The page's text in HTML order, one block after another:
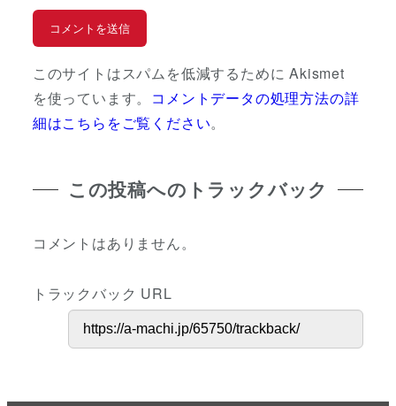
このサイトはスパムを低減するために Akismet
を使っています。 コメントデータの処理方法の詳
細はこちらをご覧ください。
この投稿へのトラックバック
コメントはありません。
トラックバック URL